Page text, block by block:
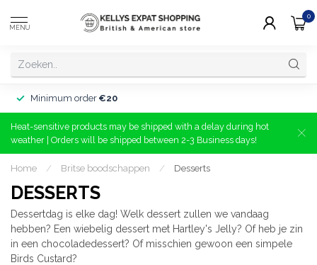
MENU
0
Minimum order €20
Heat-sensitive products may be shipped with a delay during hot
weather | Orders will be shipped between 2-3 Business days!
Home / Britse boodschappen / Desserts
DESSERTS
Dessertdag is elke dag! Welk dessert zullen we vandaag
hebben? Een wiebelig dessert met Hartley's Jelly? Of heb je zin
in een chocoladedessert? Of misschien gewoon een simpele
Birds Custard?